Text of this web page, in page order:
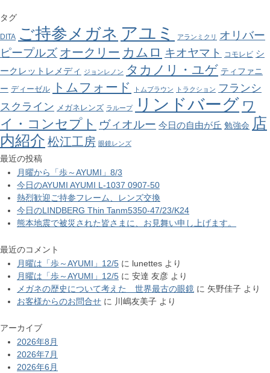
タグ
DITA ご持参メガネ アユミ アランミクリ
オリバー
ピープルズ オークリー カムロ キオヤマト コモレビ シ
ークレットレメディ
ジョンレノン タカノリ・ユゲ ティファニ
ー ディーゼル トムフォード トムブラウン トラクション フランシ
スクライン メガネレンズ ラループ リンドバーグ ワ
イ・コンセプト ヴィオルー 今日の自由が丘 勉強会 店
内紹介 松江工房 眼鏡レンズ
最近の投稿
月曜から「歩～AYUMI」8/3
今日のAYUMI AYUMI L-1037 0907-50
熱烈歓迎ご持参フレーム、レンズ交換
今日のLINDBERG Thin Tanm5350-47/23/K24
熊本地震で被災された皆さまに、お見舞い申し上げます。
最近のコメント
月曜は「歩～AYUMI」12/5 に lunettes より
月曜は「歩～AYUMI」12/5 に 安達 友彦 より
メガネの歴史について考えた 世界最古の眼鏡 に 矢野佳子 より
お客様からのお問合せ に 川嶋友美子 より
アーカイブ
2026年8月
2026年7月
2026年6月